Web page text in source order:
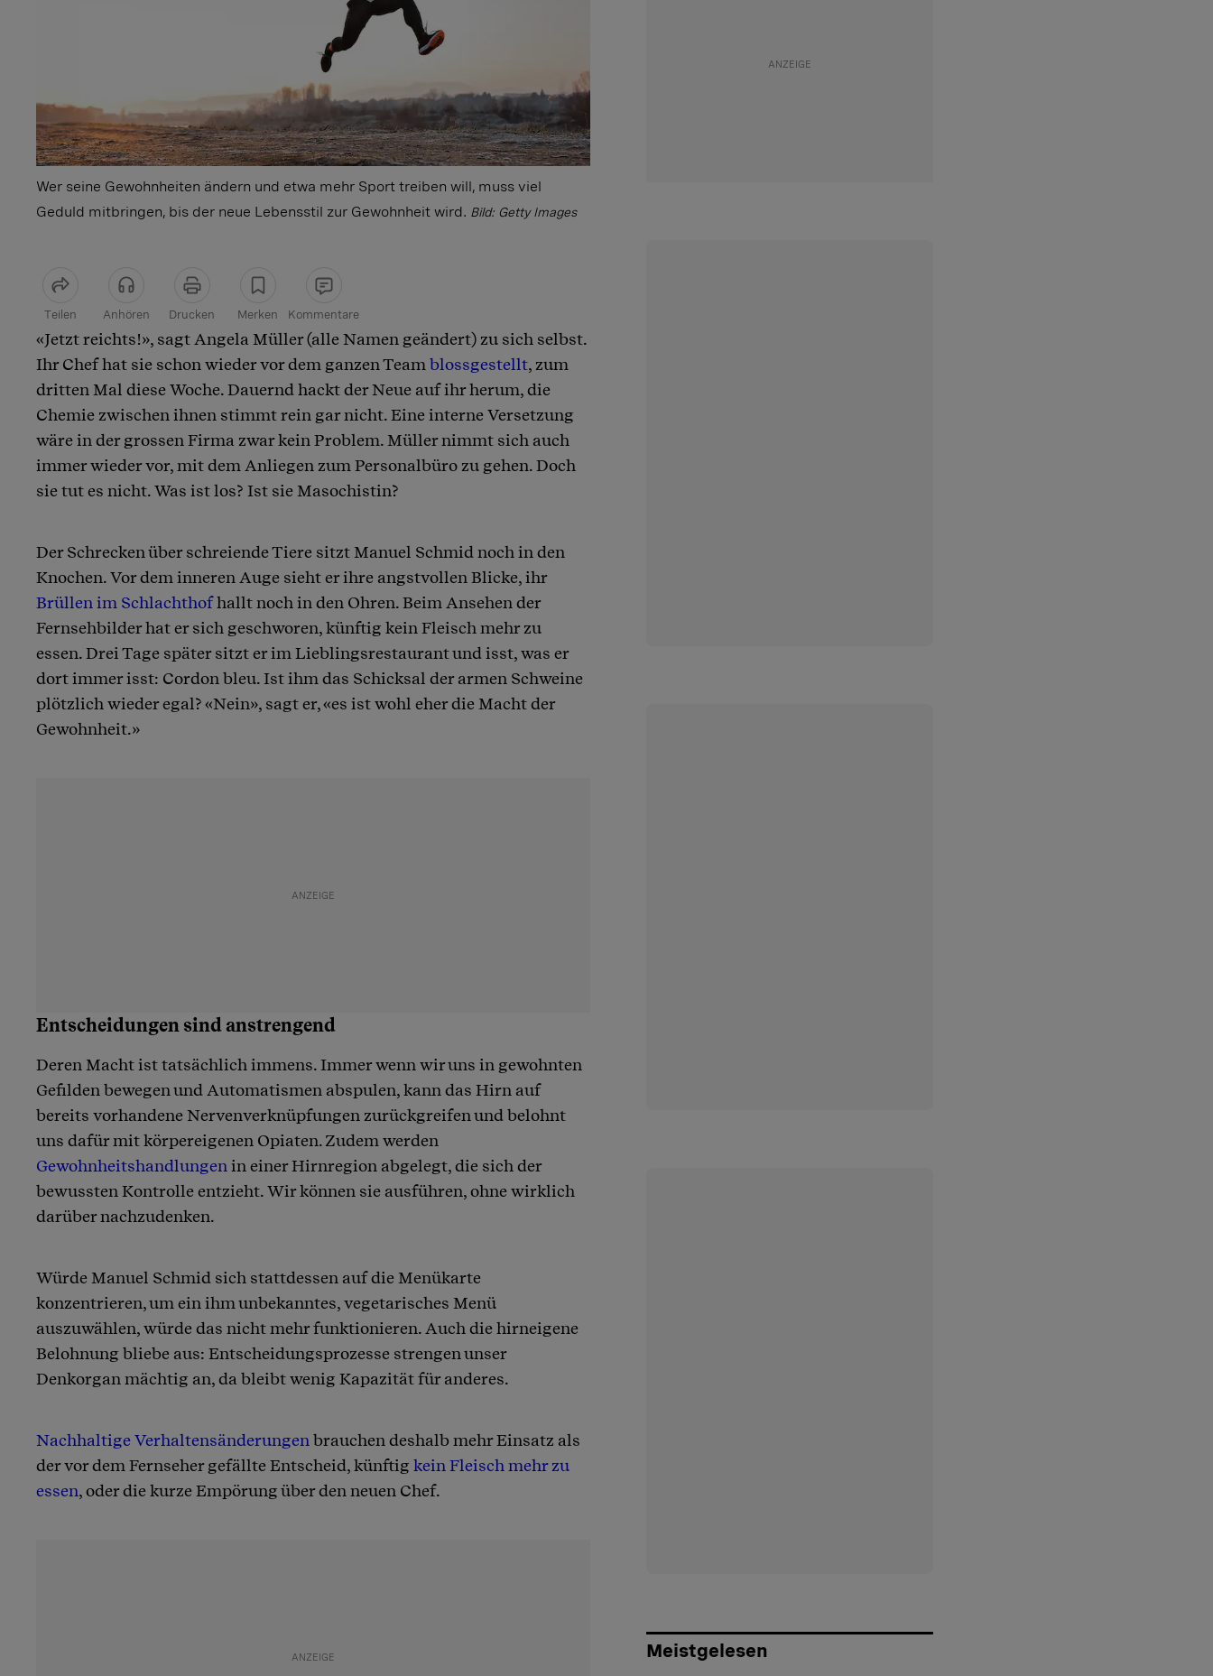
Wer seine Gewohnheiten ändern und etwa mehr Sport treiben will, muss viel
Geduld mitbringen, bis der neue Lebensstil zur Gewohnheit wird. Bild: Getty Images
Teilen Anhören Drucken Merken Kommentare
Artikel teilen
«Jetzt reichts!», sagt Angela Müller (alle Namen geändert) zu sich selbst.
Ihr Chef hat sie schon wieder vor dem ganzen Team blossgestellt, zum
dritten Mal diese Woche. Dauernd hackt der Neue auf ihr herum, die
Chemie zwischen ihnen stimmt rein gar nicht. Eine interne Versetzung
wäre in der grossen Firma zwar kein Problem. Müller nimmt sich auch
immer wieder vor, mit dem Anliegen zum Personalbüro zu gehen. Doch
sie tut es nicht. Was ist los? Ist sie Masochistin?
Der Schrecken über schreiende Tiere sitzt Manuel Schmid noch in den
Knochen. Vor dem inneren Auge sieht er ihre angstvollen Blicke, ihr
Brüllen im Schlachthofhallt noch in den Ohren. Beim Ansehen der
Fernsehbilder hat er sich geschworen, künftig kein Fleisch mehr zu
essen. Drei Tage später sitzt er im Lieblingsrestaurant und isst, was er
dort immer isst: Cordon bleu. Ist ihm das Schicksal der armen Schweine
plötzlich wieder egal? «Nein», sagt er, «es ist wohl eher die Macht der
Gewohnheit.»
Entscheidungen sind anstrengend
Deren Macht ist tatsächlich immens. Immer wenn wir uns in gewohnten
Gefilden bewegen und Automatismen abspulen, kann das Hirn auf
bereits vorhandene Nervenverknüpfungen zurückgreifen und belohnt
uns dafür mit körpereigenen Opiaten. Zudem werden
Gewohnheitshandlungen in einer Hirnregion abgelegt, die sich der
bewussten Kontrolle entzieht. Wir können sie ausführen, ohne wirklich
darüber nachzudenken.
Würde Manuel Schmid sich stattdessen auf die Menükarte
konzentrieren, um ein ihm unbekanntes, vegetarisches Menü
auszuwählen, würde das nicht mehr funktionieren. Auch die hirneigene
Belohnung bliebe aus: Entscheidungsprozesse strengen unser
Denkorgan mächtig an, da bleibt wenig Kapazität für anderes.
Nachhaltige Verhaltensänderungen brauchen deshalb mehr Einsatz als
der vor dem Fernseher gefällte Entscheid, künftig kein Fleisch mehr zu
essen, oder die kurze Empörung über den neuen Chef.
Meistgelesen